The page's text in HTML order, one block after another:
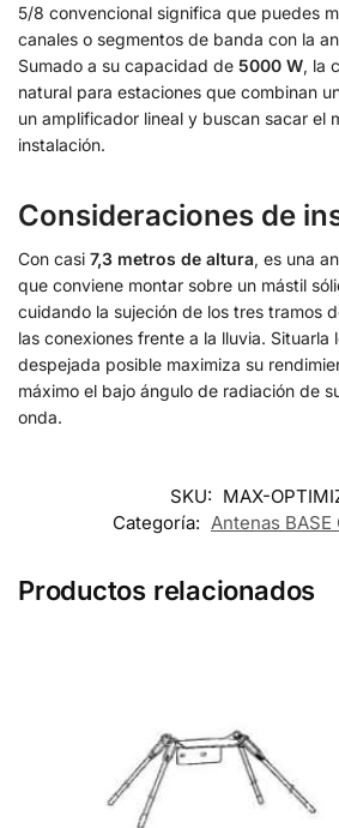
5/8 convencional significa que puedes
canales o segmentos de banda con la
Sumado a su capacidad de 5000 W, la
natural para estaciones que combinan
un amplificador lineal y buscan sacar el
instalación.
Consideraciones de
Con casi 7,3 metros de altura, es una
que conviene montar sobre un mástil
cuidando la sujeción de los tres tramos
las conexiones frente a la lluvia. Situarla
despejada posible maximiza su
máximo el bajo ángulo de radiación de
onda.
SKU: MAX-
Categoría: Antenas BASE
Productos relacionados